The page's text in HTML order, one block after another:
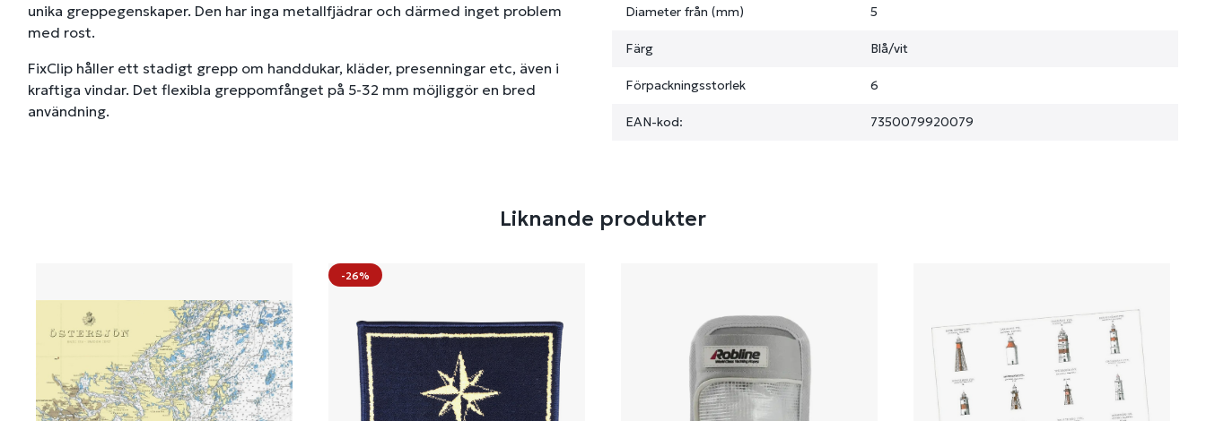
unika greppegenskaper. Den har inga metallfjädrar och därmed inget problem
med rost.
FixClip håller ett stadigt grepp om handdukar, kläder, presenningar etc, även i
kraftiga vindar. Det flexibla greppomfånget på 5-32 mm möjliggör en bred
användning.
Diameter från (mm) 5
Färg Blå/vit
Förpackningsstorlek 6
EAN-kod: 7350079920079
Liknande produkter
-26%